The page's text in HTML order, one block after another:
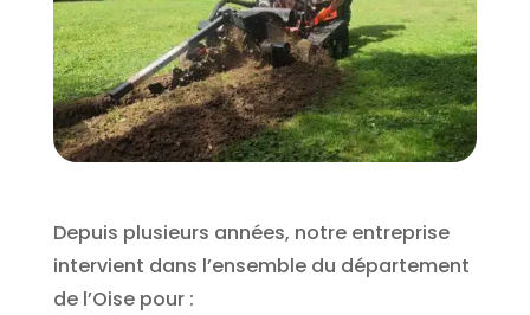
Depuis plusieurs années, notre entreprise
intervient dans l’ensemble du département
de l’Oise pour :